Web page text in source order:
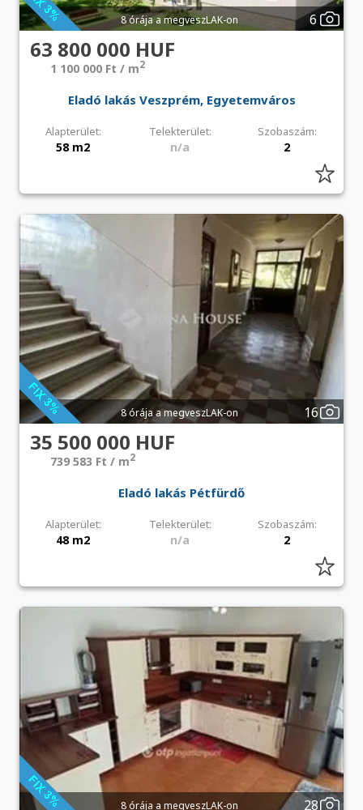
8 órája a megveszLAK-on 6
63 800 000 HUF
1 100 000 Ft / m2
Eladó lakás Veszprém, Egyetemváros
Alapterület: Telekterület: Szobaszám:
58 m2 n/a 2
8 órája a megveszLAK-on 16
35 500 000 HUF
739 583 Ft / m2
Eladó lakás Pétfürdő
Alapterület: Telekterület: Szobaszám:
48 m2 n/a 2
8 órája a megveszLAK-on 28